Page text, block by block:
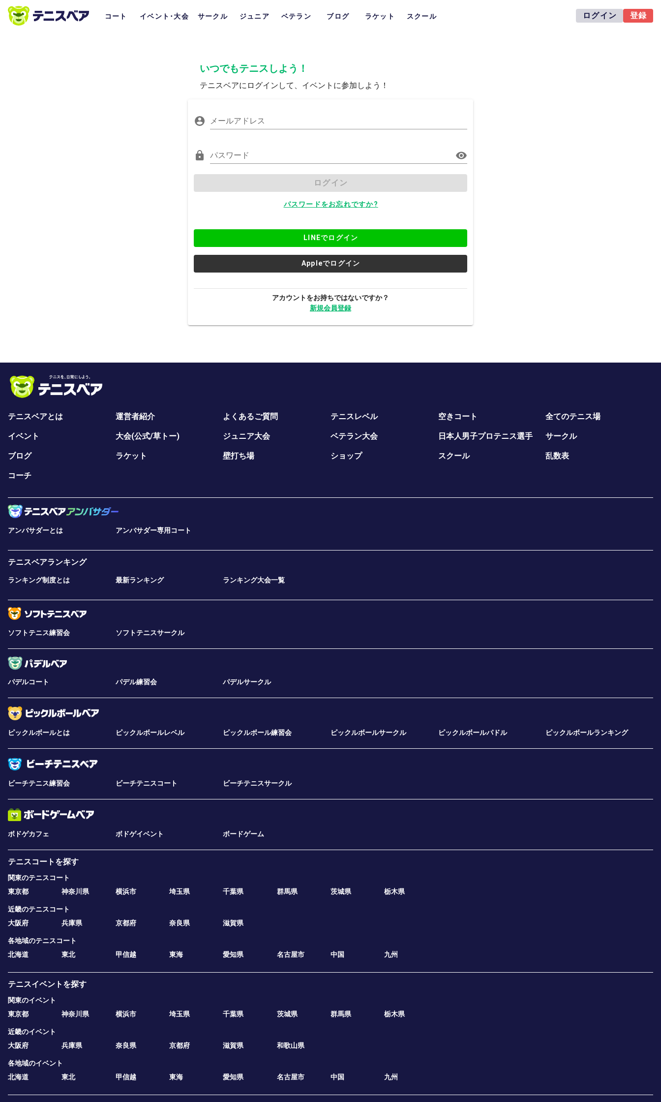
コート イベント･大会 サークル ジュニア ベテラン ブログ ラケット スクール ログイン 登録
いつでもテニスしよう！
テニスベアにログインして、イベントに参加しよう！
メールアドレス
パスワード
ログイン
パスワードをお忘れですか?
LINEでログイン
Appleでログイン
アカウントをお持ちではないですか？
新規会員登録
テニスベアとは 運営者紹介 よくあるご質問 テニスレベル 空きコート 全てのテニス場
イベント 大会(公式/草トー) ジュニア大会 ベテラン大会 日本人男子プロテニス選手 サークル
ブログ ラケット 壁打ち場 ショップ スクール 乱数表
コーチ
アンバサダーとは アンバサダー専用コート
テニスベアランキング
ランキング制度とは 最新ランキング ランキング大会一覧
ソフトテニス練習会 ソフトテニスサークル
パデルコート パデル練習会 パデルサークル
ピックルボールとは ピックルボールレベル ピックルボール練習会 ピックルボールサークル ピックルボールパドル ピックルボールランキング
ビーチテニス練習会 ビーチテニスコート ビーチテニスサークル
ボドゲカフェ ボドゲイベント ボードゲーム
テニスコートを探す
関東のテニスコート
東京都
神奈川県 横浜市 埼玉県 千葉県 群馬県 茨城県 栃木県
近畿のテニスコート
大阪府
兵庫県 京都府 奈良県 滋賀県
各地域のテニスコート
北海道
東北 甲信越 東海 愛知県 名古屋市 中国 九州
テニスイベントを探す
関東のイベント
東京都
神奈川県 横浜市 埼玉県 千葉県 茨城県 群馬県 栃木県
近畿のイベント
大阪府
兵庫県 奈良県 京都府 滋賀県 和歌山県
各地域のイベント
北海道
東北 甲信越 東海 愛知県 名古屋市 中国 九州